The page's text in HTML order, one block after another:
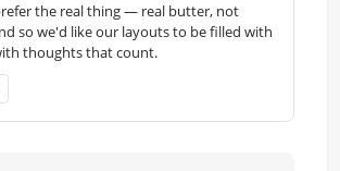
the real thing — real butter, not
so we'd like our layouts to be filled with
thoughts that count.